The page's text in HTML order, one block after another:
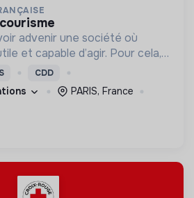
advenir une société où
et capable d’agir. Pour cela,
moyens et des lieux
et adaptés à tous.
CDD
PARIS, France